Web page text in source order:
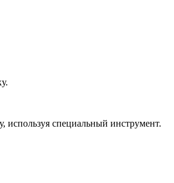
используя специальный инструмент.